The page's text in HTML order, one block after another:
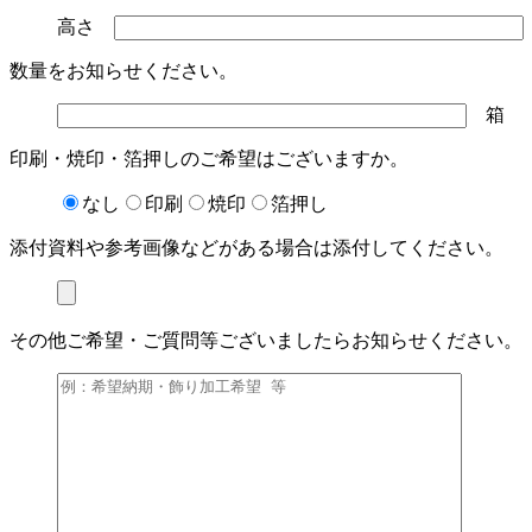
高さ
数量をお知らせください。
箱
印刷・焼印・箔押しのご希望はございますか。
なし 印刷 焼印 箔押し
添付資料や参考画像などがある場合は添付してください。
その他ご希望・ご質問等ございましたらお知らせください。